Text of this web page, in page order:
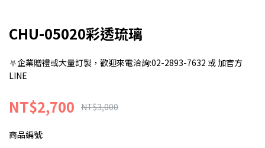
CHU-05020彩透琉璃
⛧企業贈禮或大量訂製，歡迎來電洽詢:02-2893-7632 或 加官方
LINE
NT$2,700 NT$3,000
商品編號: